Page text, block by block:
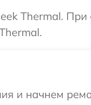
Thermal. При
и начнем